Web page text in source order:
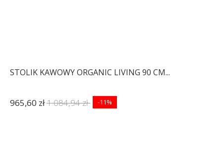
STOLIK KAWOWY ORGANIC LIVING 90 CM...
965,60 zł1 084,94 zł -11%